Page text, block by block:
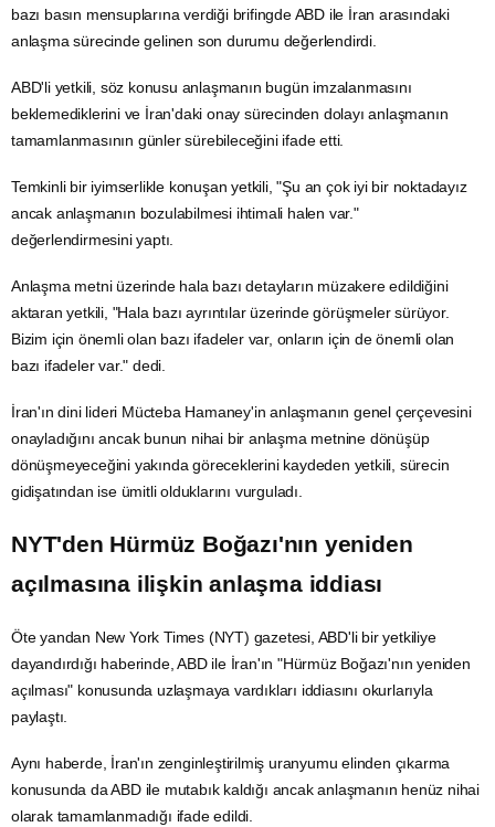
bazı basın mensuplarına verdiği brifingde ABD ile İran arasındaki
anlaşma sürecinde gelinen son durumu değerlendirdi.
ABD'li yetkili, söz konusu anlaşmanın bugün imzalanmasını
beklemediklerini ve İran'daki onay sürecinden dolayı anlaşmanın
tamamlanmasının günler sürebileceğini ifade etti.
Temkinli bir iyimserlikle konuşan yetkili, "Şu an çok iyi bir noktadayız
ancak anlaşmanın bozulabilmesi ihtimali halen var."
değerlendirmesini yaptı.
Anlaşma metni üzerinde hala bazı detayların müzakere edildiğini
aktaran yetkili, "Hala bazı ayrıntılar üzerinde görüşmeler sürüyor.
Bizim için önemli olan bazı ifadeler var, onların için de önemli olan
bazı ifadeler var." dedi.
İran'ın dini lideri Mücteba Hamaney'in anlaşmanın genel çerçevesini
onayladığını ancak bunun nihai bir anlaşma metnine dönüşüp
dönüşmeyeceğini yakında göreceklerini kaydeden yetkili, sürecin
gidişatından ise ümitli olduklarını vurguladı.
NYT'den Hürmüz Boğazı'nın yeniden
açılmasına ilişkin anlaşma iddiası
Öte yandan New York Times (NYT) gazetesi, ABD'li bir yetkiliye
dayandırdığı haberinde, ABD ile İran'ın "Hürmüz Boğazı'nın yeniden
açılması" konusunda uzlaşmaya vardıkları iddiasını okurlarıyla
paylaştı.
Aynı haberde, İran'ın zenginleştirilmiş uranyumu elinden çıkarma
konusunda da ABD ile mutabık kaldığı ancak anlaşmanın henüz nihai
olarak tamamlanmadığı ifade edildi.